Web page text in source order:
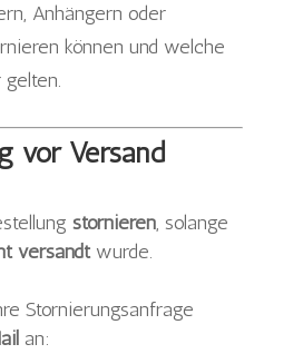
Anhängern oder
können und welche
vor Versand
stornieren, solange
versandtwurde.
Stornierungsanfrage
an: